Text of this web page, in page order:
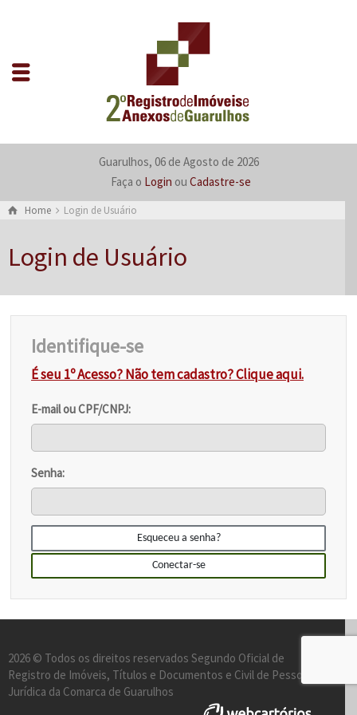
Guarulhos, 06 de Agosto de 2026
Faça o Login ou Cadastre-se
Home Login de Usuário
Login de Usuário
Identifique-se
É seu 1º Acesso? Não tem cadastro?Clique aqui.
E-mail ou CPF/CNPJ:
Senha:
Esqueceu a senha?
Conectar-se
2026 © Todos os direitos reservados Segundo Oficial de
Registro de Imóveis, Títulos e Documentos e Civil de Pessoa
Jurídica da Comarca de Guarulhos